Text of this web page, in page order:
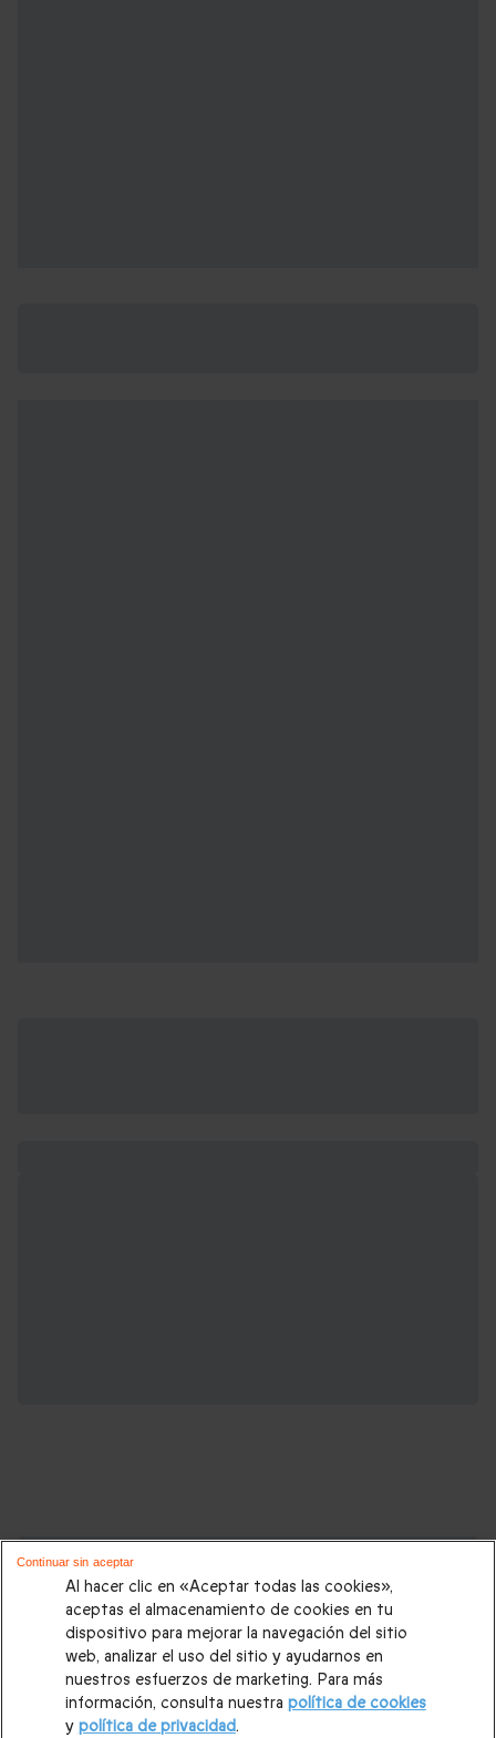
Cajas regalo que podrían interesarte:
Regalos Navidad |Regalos para hombre Navidad|
para mujer Navidad|Regalos de Reyes|Regalos de boda
Regalos de cumpleaños| Regalos para mujer|Regalos para
hombre|Paradores de Turismo|Casas rurales|Entradas
Al hacer clic en «Aceptar todas las cookies»,
aceptas el almacenamiento de cookies en tu
dispositivo para mejorar la navegación del sitio
web, analizar el uso del sitio y ayudarnos en
nuestros esfuerzos de marketing. Para más
información, consulta nuestra política de cookies
y política de privacidad.
Continuar sin aceptar